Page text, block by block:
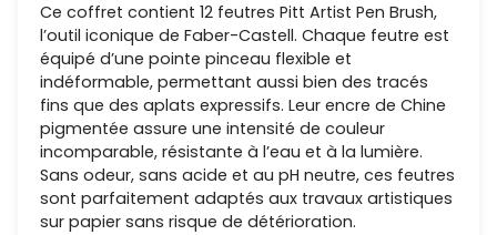
Ce coffret contient 12 feutres Pitt Artist Pen Brush,
l’outil iconique de Faber-Castell. Chaque feutre est
équipé d’une pointe pinceau flexible et
indéformable, permettant aussi bien des tracés
fins que des aplats expressifs. Leur encre de Chine
pigmentée assure une intensité de couleur
incomparable, résistante à l’eau et à la lumière.
Sans odeur, sans acide et au pH neutre, ces feutres
sont parfaitement adaptés aux travaux artistiques
sur papier sans risque de détérioration.